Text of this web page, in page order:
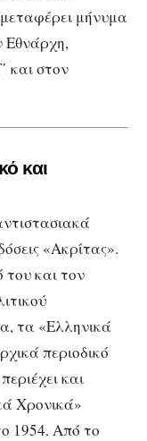
μήνυμα
Εθνάρχη,
και στον
και
«Ακρίτας».
του και τον
τα «Ελληνικά
περιοδικό
και
Χρονικά»
1954. Από το